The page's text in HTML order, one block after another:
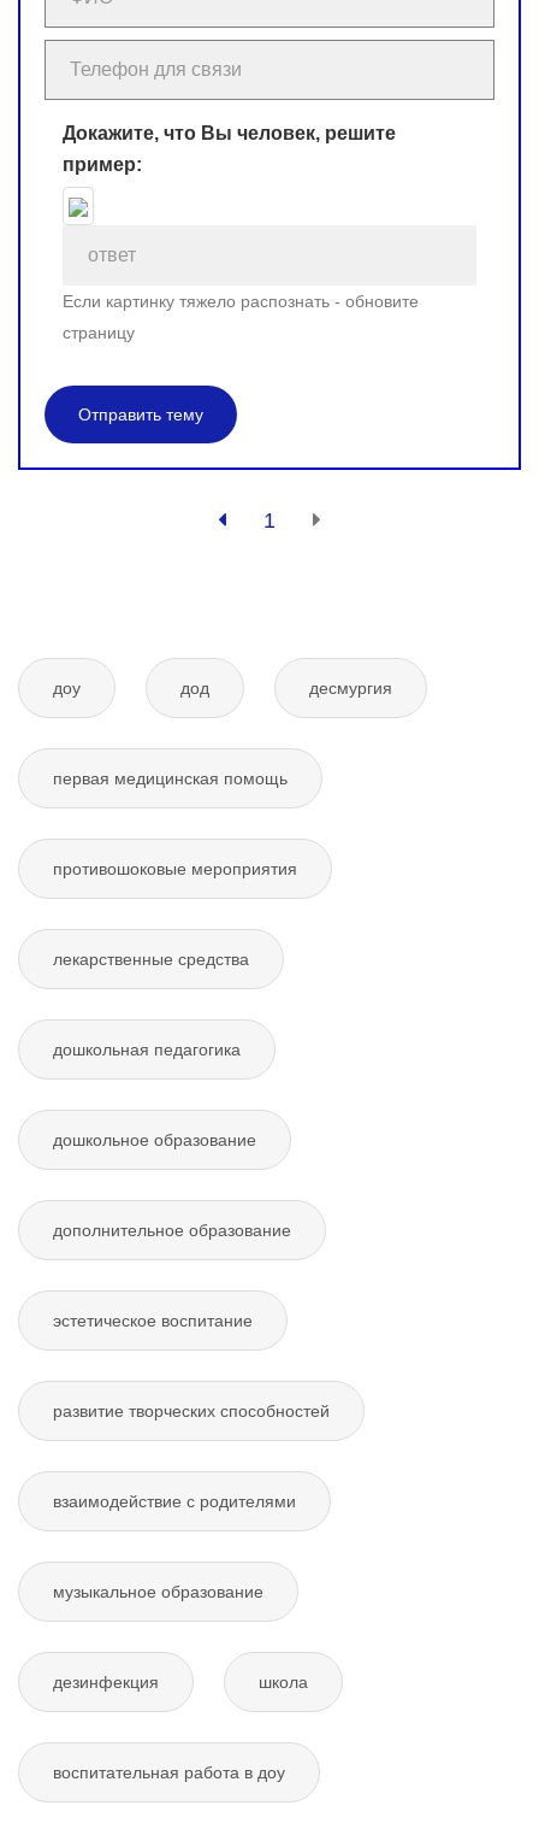
Докажите, что Вы человек, решите
пример:
Если картинку тяжело распознать - обновите
страницу
Отправить тему
1
доу дод десмургия
первая медицинская помощь
противошоковые мероприятия
лекарственные средства
дошкольная педагогика
дошкольное образование
дополнительное образование
эстетическое воспитание
развитие творческих способностей
взаимодействие с родителями
музыкальное образование
дезинфекция школа
воспитательная работа в доу